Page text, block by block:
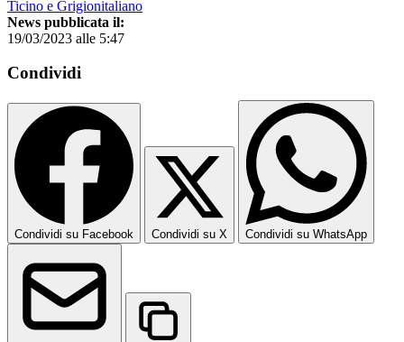
Ticino e Grigionitaliano
News pubblicata il:
19/03/2023 alle 5:47
Condividi
Condividi su Facebook Condividi su X Condividi su WhatsApp